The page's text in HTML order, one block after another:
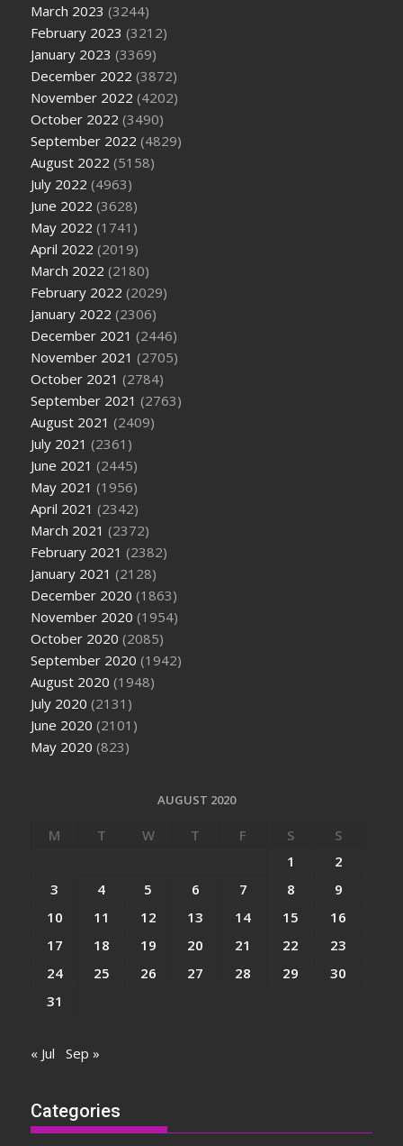
March 2023 (3244)
February 2023 (3212)
January 2023 (3369)
December 2022 (3872)
November 2022 (4202)
October 2022 (3490)
September 2022 (4829)
August 2022 (5158)
July 2022 (4963)
June 2022 (3628)
May 2022 (1741)
April 2022 (2019)
March 2022 (2180)
February 2022 (2029)
January 2022 (2306)
December 2021 (2446)
November 2021 (2705)
October 2021 (2784)
September 2021 (2763)
August 2021 (2409)
July 2021 (2361)
June 2021 (2445)
May 2021 (1956)
April 2021 (2342)
March 2021 (2372)
February 2021 (2382)
January 2021 (2128)
December 2020 (1863)
November 2020 (1954)
October 2020 (2085)
September 2020 (1942)
August 2020 (1948)
July 2020 (2131)
June 2020 (2101)
May 2020 (823)
AUGUST 2020
M T W T F S
S
1
2
3
4 5 6 7 8
9
10
11 12 13 14 15
16
17
18 19 20 21 22
23
24
25 26 27 28 29
30
31
« Jul Sep »
Categories